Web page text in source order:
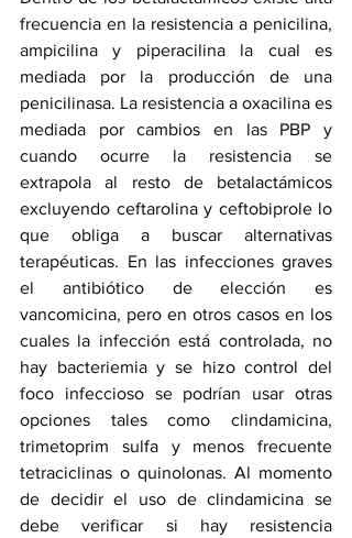
frecuencia en la resistencia a penicilina,
ampicilina y piperacilina la cual es
mediada por la producción de una
penicilinasa. La resistencia a oxacilina es
mediada por cambios en las PBP y
cuando ocurre la resistencia se
extrapola al resto de betalactámicos
excluyendo ceftarolina y ceftobiprole lo
que obliga a buscar alternativas
terapéuticas. En las infecciones graves
el antibiótico de elección es
vancomicina, pero en otros casos en los
cuales la infección está controlada, no
hay bacteriemia y se hizo control del
foco infeccioso se podrían usar otras
opciones tales como clindamicina,
trimetoprim sulfa y menos frecuente
tetraciclinas o quinolonas. Al momento
de decidir el uso de clindamicina se
debe verificar si hay resistencia